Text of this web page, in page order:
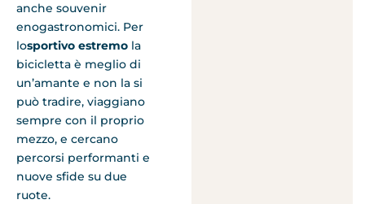
anche souvenir
enogastronomici. Per
losportivo estremo la
bicicletta è meglio di
un’amante e non la si
può tradire, viaggiano
sempre con il proprio
mezzo, e cercano
percorsi performanti e
nuove sfide su due
ruote.